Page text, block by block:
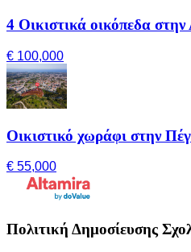
4 Οικιστικά οικόπεδα
€ 100,000
Οικιστικό χωράφι στην
€ 55,000
Πολιτική Δημοσίευσης